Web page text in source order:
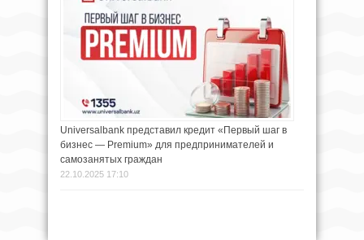
Universalbank представил кредит «Первый шаг в
бизнес — Premium» для предпринимателей и
самозанятых граждан
22.10.2025 17:10